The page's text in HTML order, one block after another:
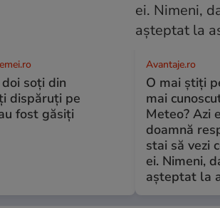
soți din
dispăruți pe
fost găsiți
Avantaje.ro
O mai știți
mai
Meteo? Azi
doamnă
stai să vezi
ei. Nimeni,
așteptat la